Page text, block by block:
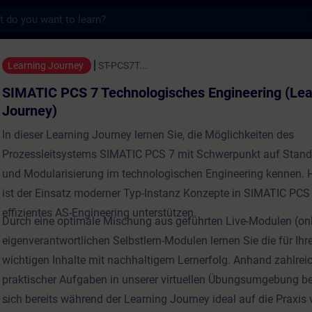
7 Technologisches Engineering
Learning Journey ST-PCS7T...
SIMATIC PCS 7 Technologisches Engineering
Journey)
In dieser Learning Journey lernen Sie, die Möglichkeiten des
Prozessleitsystems SIMATIC PCS 7 mit Schwerpunkt auf
und Modularisierung im technologischen Engineering kennen.
ist der Einsatz moderner Typ-Instanz Konzepte in SIMATIC PCS
effizientes AS-Engineering unterstützen.
Durch eine optimale Mischung aus geführten Live-Modulen
eigenverantwortlichen Selbstlern-Modulen lernen Sie die für
wichtigen Inhalte mit nachhaltigem Lernerfolg. Anhand
praktischer Aufgaben in unserer virtuellen Übungsumgebung
sich bereits während der Learning Journey ideal auf die Praxis